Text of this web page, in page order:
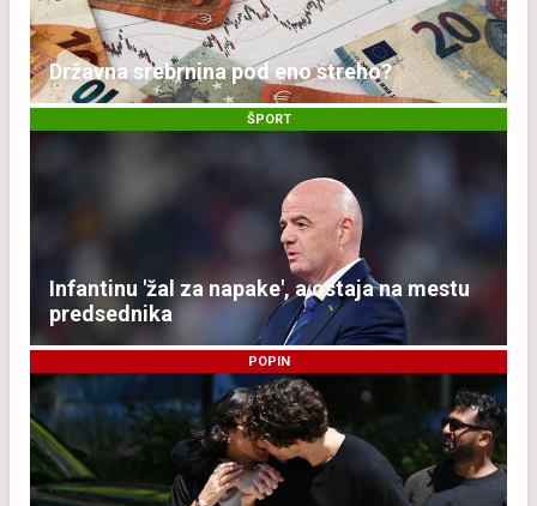
Državna srebrnina pod eno streho?
ŠPORT
Infantinu 'žal za napake', a ostaja na mestu
predsednika
POPIN